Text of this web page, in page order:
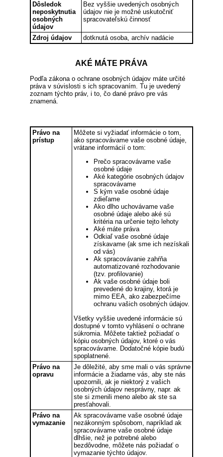
Dôsledok
neposkytnutia
osobných
údajov
Bez vyššie uvedených osobných
údajov nie je možné uskutočniť
spracovateľskú činnosť
Zdroj údajov dotknutá osoba, archív nadácie
AKÉ MÁTE PRÁVA
Podľa zákona o ochrane osobných údajov máte určité
práva v súvislosti s ich spracovaním. Tu je uvedený
zoznam týchto práv, i to, čo dané právo pre vás
znamená.
Právo na
prístup
Môžete si vyžiadať informácie o tom,
ako spracovávame vaše osobné údaje,
vrátane informácií o tom:
Prečo spracovávame vaše
osobné údaje
Aké kategórie osobných údajov
spracovávame
S kým vaše osobné údaje
zdieľame
Ako dlho uchovávame vaše
osobné údaje alebo aké sú
kritéria na určenie tejto lehoty
Aké máte práva
Odkiaľ vaše osobné údaje
získavame (ak sme ich nezískali
od vás)
Ak spracovávanie zahŕňa
automatizované rozhodovanie
(tzv. profilovanie)
Ak vaše osobné údaje boli
prevedené do krajiny, ktorá je
mimo EEA, ako zabezpečíme
ochranu vašich osobných údajov.
Všetky vyššie uvedené informácie sú
dostupné v tomto vyhlásení o ochrane
súkromia. Môžete taktiež požiadať o
kópiu osobných údajov, ktoré o vás
spracovávame. Dodatočné kópie budú
spoplatnené.
Právo na
opravu
Je dôležité, aby sme mali o vás správne
informácie a žiadame vás, aby ste nás
upozornili, ak je niektorý z vašich
osobných údajov nesprávny, napr. ak
ste si zmenili meno alebo ak ste sa
presťahovali.
Právo na
vymazanie
Ak spracovávame vaše osobné údaje
nezákonným spôsobom, napríklad ak
spracovávame vaše osobné údaje
dlhšie, než je potrebné alebo
bezdôvodne, môžete nás požiadať o
vymazanie týchto údajov.